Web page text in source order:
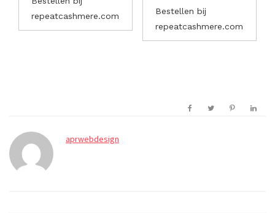
repeatcashmere.com
Bestellen bij
repeatcashmere.com
aprwebdesign